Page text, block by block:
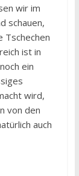
wir im
schauen,
Tschechen
ist in
ein
wird,
von den
auch